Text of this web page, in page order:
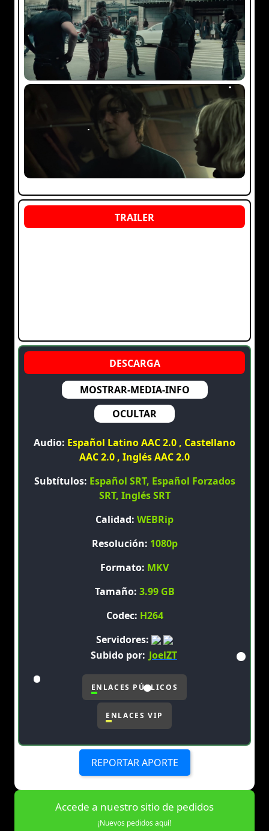
MOSTRAR-MEDIA-INFO
OCULTAR
Audio: Español Latino AAC 2.0 , Castellano
AAC 2.0 , Inglés AAC 2.0
Subtítulos: Español SRT, Español Forzados
SRT, Inglés SRT
Calidad: WEBRip
Resolución: 1080p
Formato: MKV
Tamaño: 3.99 GB
Codec: H264
Servidores:
Subido por: JoelZT
ENLACES PÚBLICOS
ENLACES VIP
REPORTAR APORTE
Accede a nuestro sitio de pedidos
¡Nuevos pedidos aquí!